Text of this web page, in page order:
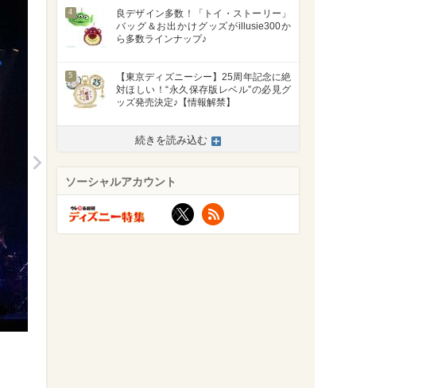
4
良デザイン多数！「トイ・ストーリー」
バッグ＆お出かけグッズがillusie300か
ら多数ラインナップ♪
5
【東京ディズニーシー】25周年記念に絶
対ほしい！“永久保存版レベル”の必見グ
ッズ発売決定♪【情報解禁】
続きを読み込む
ソーシャルアカウント
X